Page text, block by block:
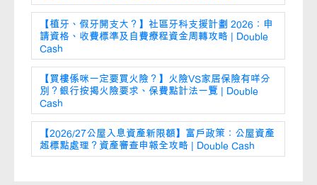
【植牙、假牙開支大？】社區牙科支援計劃 2026：申
請資格、收費標準及自費療程資金周轉攻略 | Double
Cash
【買樓係咪一定要買火險？】火險VS家居保險有咩分
別？銀行按揭火險要求、保費點計法一覽 | Double
Cash
【2026/27公屋入息資產新限額】富戶政策：公屋資產
超標點處理？資產審查申報全攻略 | Double Cash